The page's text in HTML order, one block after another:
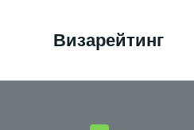
Визарейтинг